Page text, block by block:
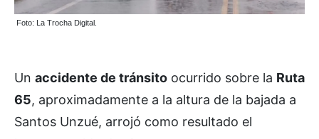
Foto: La Trocha Digital.
Un accidente de tránsito ocurrido sobre la Ruta
65, aproximadamente a la altura de la bajada a
Santos Unzué, arrojó como resultado el